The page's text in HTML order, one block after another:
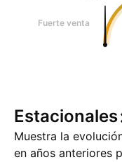
Fuerte venta
Estacionales
Muestra la
en años anteriores